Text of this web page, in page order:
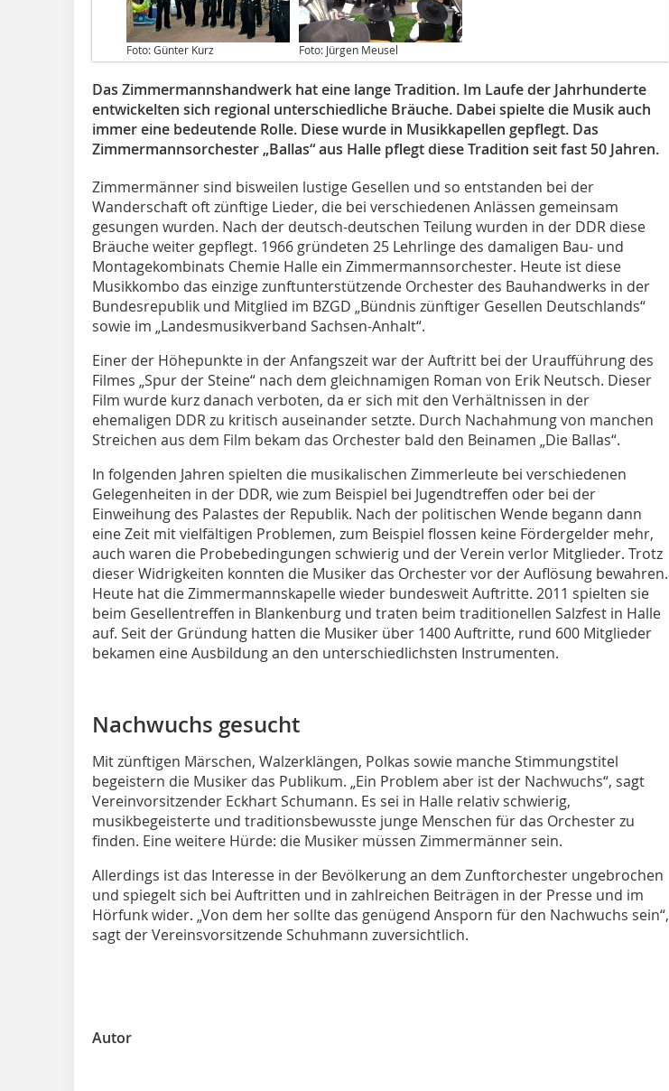
Foto: Günter Kurz Foto: Jürgen Meusel
Das Zimmermannshandwerk hat eine lange Tradition. Im Laufe der Jahrhunderte
entwickelten sich regional unterschiedliche Bräuche. Dabei spielte die Musik auch
immer eine bedeutende Rolle. Diese wurde in Musikkapellen gepflegt. Das
Zimmermannsorchester „Ballas“ aus Halle pflegt diese Tradition seit fast 50 Jahren.
Zimmermänner sind bisweilen lustige Gesellen und so entstanden bei der
Wanderschaft oft zünftige Lieder, die bei verschiedenen Anlässen gemeinsam
gesungen wurden. Nach der deutsch-deutschen Teilung wurden in der DDR diese
Bräuche weiter gepflegt. 1966 gründeten 25 Lehrlinge des damaligen Bau- und
Montagekombinats Chemie Halle ein Zimmermannsorchester. Heute ist diese
Musikkombo das einzige zunftunterstützende Orchester des Bauhandwerks in der
Bundesrepublik und Mitglied im BZGD „Bündnis zünftiger Gesellen Deutschlands“
sowie im „Landesmusikverband Sachsen-Anhalt“.
Einer der Höhepunkte in der Anfangszeit war der Auftritt bei der Uraufführung des
Filmes „Spur der Steine“ nach dem gleichnamigen Roman von Erik Neutsch. Dieser
Film wurde kurz danach verboten, da er sich mit den Verhältnissen in der
ehemaligen DDR zu kritisch auseinander setzte. Durch Nachahmung von manchen
Streichen aus dem Film bekam das Orchester bald den Beinamen „Die Ballas“.
In folgenden Jahren spielten die musikalischen Zimmerleute bei verschiedenen
Gelegenheiten in der DDR, wie zum Beispiel bei Jugendtreffen oder bei der
Einweihung des Palastes der Republik. Nach der politischen Wende begann dann
eine Zeit mit vielfältigen Problemen, zum Beispiel flossen keine Fördergelder mehr,
auch waren die Probebedingungen schwierig und der Verein verlor Mitglieder. Trotz
dieser Widrigkeiten konnten die Musiker das Orchester vor der Auflösung bewahren.
Heute hat die Zimmermannskapelle wieder bundesweit Auftritte. 2011 spielten sie
beim Gesellentreffen in Blankenburg und traten beim traditionellen Salzfest in Halle
auf. Seit der Gründung hatten die Musiker über 1400 Auftritte, rund 600 Mitglieder
bekamen eine Ausbildung an den unterschiedlichsten Instrumenten.
Nachwuchs gesucht
Mit zünftigen Märschen, Walzerklängen, Polkas sowie manche Stimmungstitel
begeistern die Musiker das Publikum. „Ein Problem aber ist der Nachwuchs“, sagt
Vereinvorsitzender Eckhart Schumann. Es sei in Halle relativ schwierig,
musikbegeisterte und traditionsbewusste junge Menschen für das Orchester zu
finden. Eine weitere Hürde: die Musiker müssen Zimmermänner sein.
Allerdings ist das Interesse in der Bevölkerung an dem Zunftorchester ungebrochen
und spiegelt sich bei Auftritten und in zahlreichen Beiträgen in der Presse und im
Hörfunk wider. „Von dem her sollte das genügend Ansporn für den Nachwuchs sein“,
sagt der Vereinsvorsitzende Schuhmann zuversichtlich.
Autor